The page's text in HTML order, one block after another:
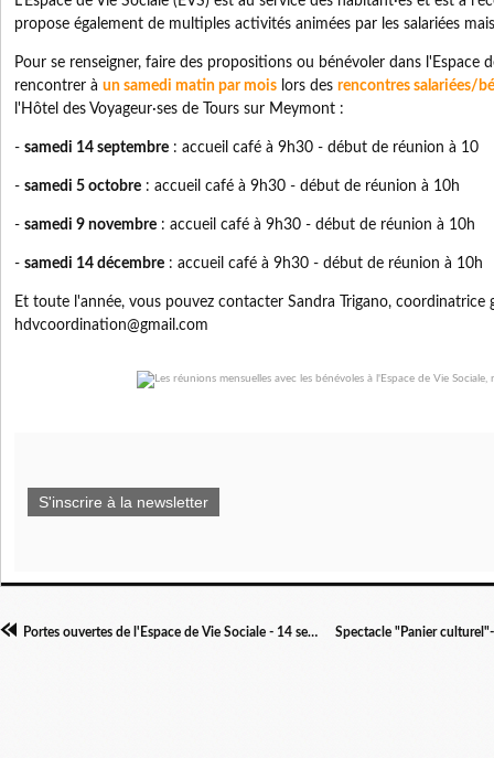
propose également de multiples activités animées par les salariées
Pour se renseigner, faire des propositions ou bénévoler dans l'Espace
rencontrer à un samedi matin par mois lors des rencontres salariées/
l'Hôtel des Voyageur·ses de Tours sur Meymont :
- samedi 14 septembre : accueil café à 9h30 - début de réunion à 10
- samedi 5 octobre : accueil café à 9h30 - début de réunion à 10h
- samedi 9 novembre : accueil café à 9h30 - début de réunion à 10h
- samedi 14 décembre : accueil café à 9h30 - début de réunion à 10h
Et toute l'année, vous pouvez contacter Sandra Trigano, coordinatrice
hdvcoordination@gmail.com
S'inscrire à la newsletter
Portes ouvertes de l'Espace de Vie Sociale - 14 septembre de 12h à 21h